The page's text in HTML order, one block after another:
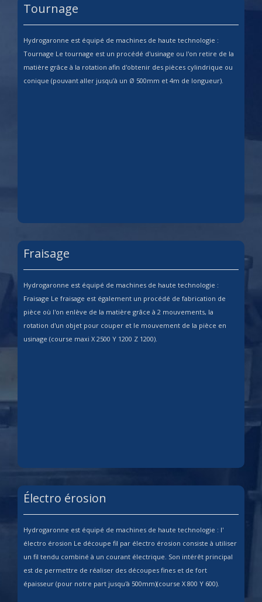
Tournage
Hydrogaronne est équipé de machines de haute technologie :
Tournage Le tournage est un procédé d'usinage ou l'on retire de la
matière grâce à la rotation afin d'obtenir des pièces cylindrique ou
conique (pouvant aller jusqu’à un Ø 500mm et 4m de longueur).
Fraisage
Hydrogaronne est équipé de machines de haute technologie :
Fraisage Le fraisage est également un procédé de fabrication de
pièce où l'on enlève de la matière grâce à 2 mouvements, la
rotation d'un objet pour couper et le mouvement de la pièce en
usinage (course maxi X 2500 Y 1200 Z 1200).
Électro érosion
Hydrogaronne est équipé de machines de haute technologie : l'
électro érosion Le découpe fil par électro érosion consiste à utiliser
un fil tendu combiné à un courant électrique. Son intérêt principal
est de permettre de réaliser des découpes fines et de fort
épaisseur (pour notre part jusqu'à 500mm)(course X 800 Y 600).